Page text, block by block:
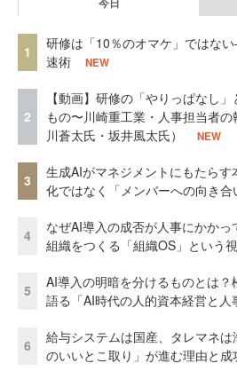
1
研修は「10％のオマケ」ではな
速術
NEW
2
【動画】研修の「やりっぱなし
もの〜川崎重工業・人事担当者
川蒼太氏・坂井風太氏）
NEW
3
生成AIがマネジメントにもたら
化ではなく「メンバーへの向き合
4
なぜAI導入の成否が人事にかか
組織をつくる「組織OS」という
5
AI導入の明暗を分けるものとは
語る「AI時代の人的資本経営と人
6
給与システムは国産、タレマネ
のいいとこ取り」が進む理由と成